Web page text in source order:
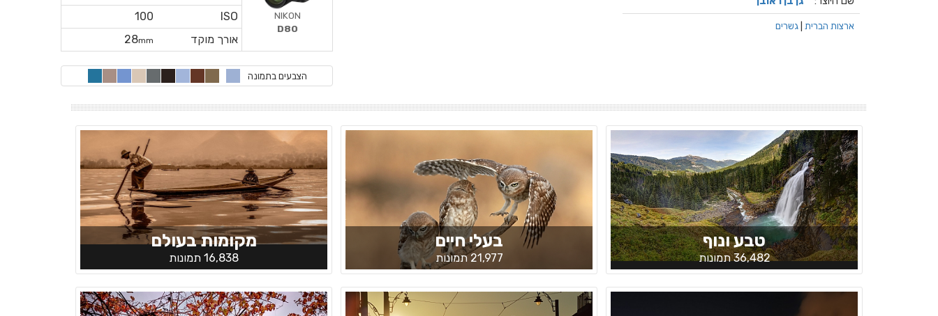
ארצות הברית גשרים
ISO
100
אורך מוקד
28mm
NIKON
D80
הצבעים בתמונה
טבע ונוף
36,482 תמונות
בעלי חיים
21,977 תמונות
מקומות בעולם
16,838 תמונות